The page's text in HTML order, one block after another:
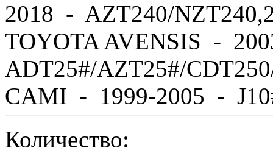
2018 - AZT240/
TOYOTA AVENSIS -
ADT25#/AZT25#/
CAMI - 1999-2005 -
Количество: